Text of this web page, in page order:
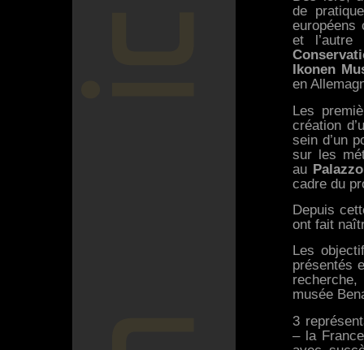
de
européens
et l’autre
Ikonen
en
Les
création
sein d’un
sur les
au
cadre du
Depuis
ont fait
Les
présentés
musée
3
– la